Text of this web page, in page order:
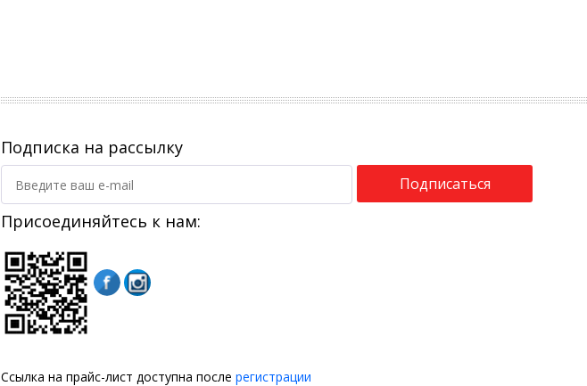
Подписка на рассылку
Подписаться
Присоединяйтесь к нам:
Ссылка на прайс-лист доступна после регистрации